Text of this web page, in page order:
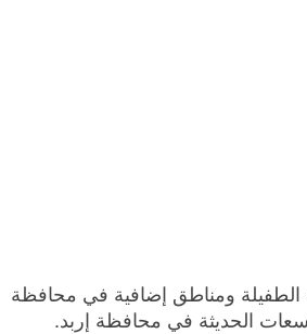
الطفيلة ومناطق إضافية في محافظة
الحديثة في محافظة إربد.